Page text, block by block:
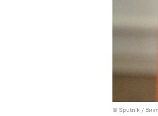
© Sputnik /